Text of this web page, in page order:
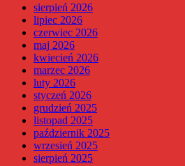
sierpień 2026
lipiec 2026
czerwiec 2026
maj 2026
kwiecień 2026
marzec 2026
luty 2026
styczeń 2026
grudzień 2025
listopad 2025
październik 2025
wrzesień 2025
sierpień 2025